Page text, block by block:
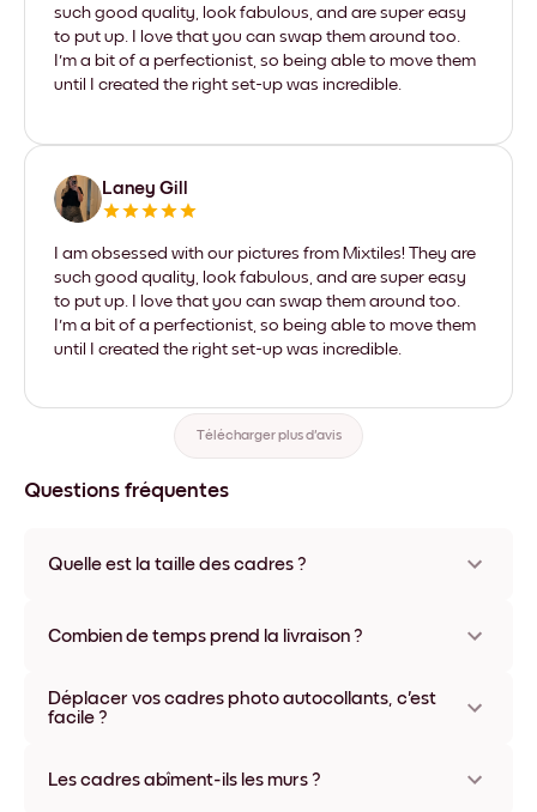
such good quality, look fabulous, and are super easy
to put up. I love that you can swap them around too.
I'm a bit of a perfectionist, so being able to move them
until I created the right set-up was incredible.
Laney Gill
I am obsessed with our pictures from Mixtiles! They are
such good quality, look fabulous, and are super easy
to put up. I love that you can swap them around too.
I'm a bit of a perfectionist, so being able to move them
until I created the right set-up was incredible.
Télécharger plus d'avis
Questions fréquentes
Quelle est la taille des cadres ?
matériaux et coloris disponibles, y compris sans cadre ou en
Combien de temps prend la livraison ?
généralement une semaine. Livraison express possible dans
certains pays. Un numéro de suivi accompagne chaque
Déplacer vos cadres photo autocollants, c'est
facile ?
l'infini, sans abîmer vos murs.
Les cadres abîment-ils les murs ?